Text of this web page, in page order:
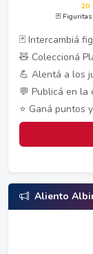
20
🃏
🃏 Intercambiá
🧸 Coleccioná
💪 Alentá a los
💬 Publicá en la
⭐ Ganá puntos
Aliento